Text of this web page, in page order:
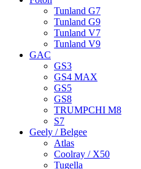
Tunland G7
Tunland G9
Tunland V7
Tunland V9
GAC
GS3
GS4 MAX
GS5
GS8
TRUMPCHI M8
S7
Geely / Belgee
Atlas
Coolray / X50
Tugella